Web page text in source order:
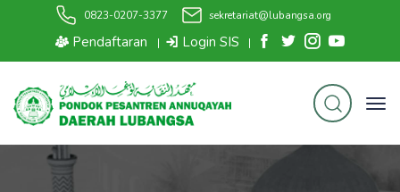
0823-0207-3377 sekretariat@lubangsa.org
Pendaftaran | Login SIS |